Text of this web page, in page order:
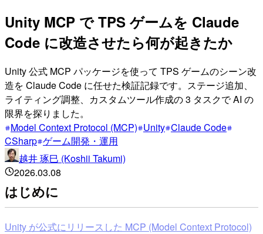
Unity MCP で TPS ゲームを Claude
Code に改造させたら何が起きたか
Unity 公式 MCP パッケージを使って TPS ゲームのシーン改
造を Claude Code に任せた検証記録です。ステージ追加、
ライティング調整、カスタムツール作成の 3 タスクで AI の
限界を探りました。
Model Context Protocol (MCP) Unity Claude Code
CSharp ゲーム開発・運用
越井 琢巳 (Koshii Takumi)
2026.03.08
はじめに
Unity が公式にリリースした MCP (Model Context Protocol)